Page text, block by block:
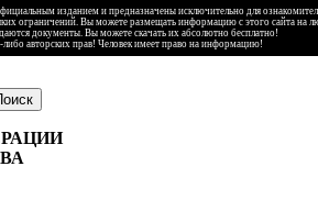
изданием и предназначены исключительно для
ограничений. Вы можете размещать информацию с этого сайта на
документы. Вы можете скачать их абсолютно бесплатно!
авторских прав! Человек имеет право на информацию!